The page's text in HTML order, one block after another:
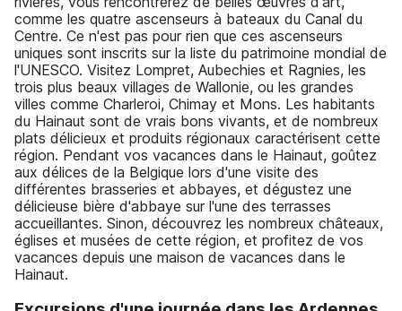
comme les quatre ascenseurs à bateaux du Canal du
Centre. Ce n'est pas pour rien que ces ascenseurs
uniques sont inscrits sur la liste du patrimoine mondial de
l'UNESCO. Visitez Lompret, Aubechies et Ragnies, les
trois plus beaux villages de Wallonie, ou les grandes
villes comme Charleroi, Chimay et Mons. Les habitants
du Hainaut sont de vrais bons vivants, et de nombreux
plats délicieux et produits régionaux caractérisent cette
région. Pendant vos vacances dans le Hainaut, goûtez
aux délices de la Belgique lors d'une visite des
différentes brasseries et abbayes, et dégustez une
délicieuse bière d'abbaye sur l'une des terrasses
accueillantes. Sinon, découvrez les nombreux châteaux,
églises et musées de cette région, et profitez de vos
vacances depuis une maison de vacances dans le
Hainaut.